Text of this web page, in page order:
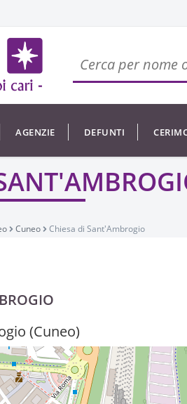
AGENZIE DEFUNTI
Cuneo Chiesa di Sant'Ambrogio
(Cuneo)